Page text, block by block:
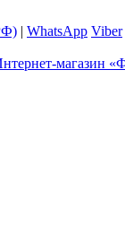
| WhatsApp Viber